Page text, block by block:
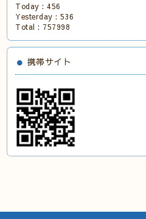
Today :456
Yesterday :536
Total : 757998
携帯サイト